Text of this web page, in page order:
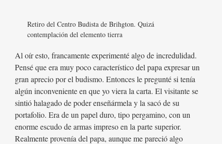
Retiro del Centro Budista de Brihgton. Quizá
contemplación del elemento tierra
Al oír esto, francamente experimenté algo de incredulidad.
Pensé que era muy poco característico del papa expresar un
gran aprecio por el budismo. Entonces le pregunté si tenía
algún inconveniente en que yo viera la carta. El visitante se
sintió halagado de poder enseñármela y la sacó de su
portafolio. Era de un papel duro, tipo pergamino, con un
enorme escudo de armas impreso en la parte superior.
Realmente provenía del papa, aunque me pareció algo